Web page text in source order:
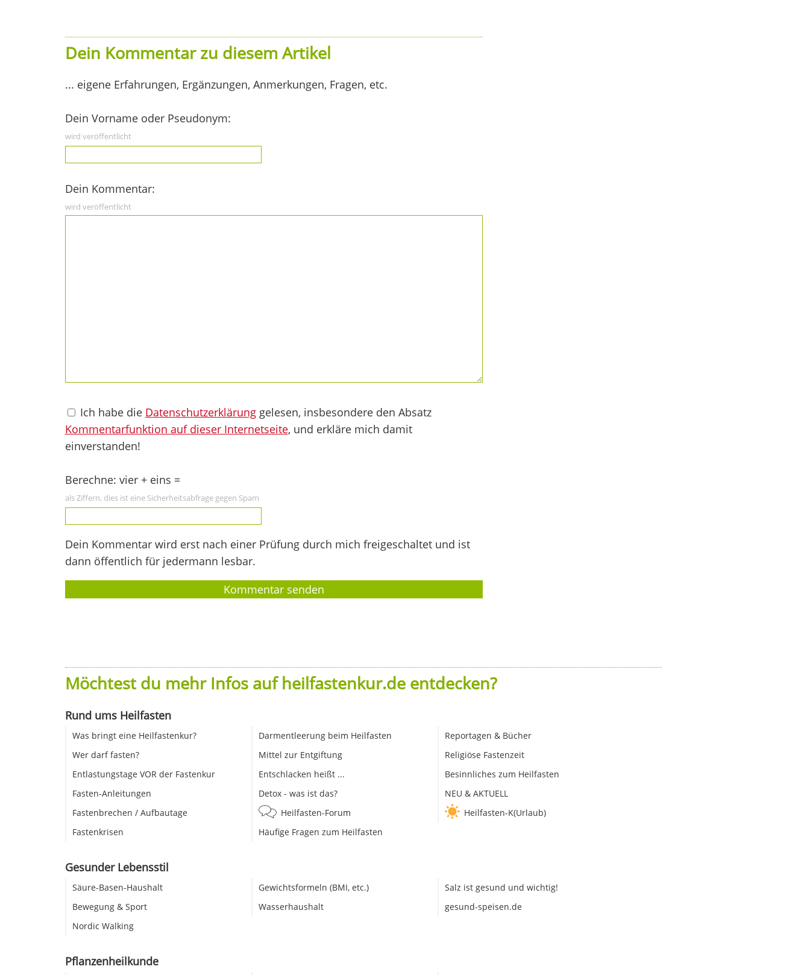
Dein Kommentar zu diesem Artikel
... eigene Erfahrungen, Ergänzungen, Anmerkungen, Fragen, etc.
Dein Vorname oder Pseudonym:
wird veröffentlicht
Dein Kommentar:
wird veröffentlicht
Ich habe die Datenschutzerklärunggelesen, insbesondere den Absatz
Kommentarfunktion auf dieser Internetseite, und erkläre mich damit
einverstanden!
Berechne: vier + eins =
als Ziffern, dies ist eine Sicherheitsabfrage gegen Spam
Dein Kommentar wird erst nach einer Prüfung durch mich freigeschaltet und ist
dann öffentlich für jedermann lesbar.
Möchtest du mehr Infos auf heilfastenkur.de entdecken?
Rund ums Heilfasten
Was bringt eine Heilfastenkur?
Wer darf fasten?
Entlastungstage VOR der Fastenkur
Fasten-Anleitungen
Fastenbrechen / Aufbautage
Fastenkrisen
Darmentleerung beim Heilfasten
Mittel zur Entgiftung
Entschlacken heißt ...
Detox - was ist das?
Heilfasten-Forum
Häufige Fragen zum Heilfasten
Reportagen & Bücher
Religiöse Fastenzeit
Besinnliches zum Heilfasten
NEU & AKTUELL
Heilfasten-K(Urlaub)
Gesunder Lebensstil
Säure-Basen-Haushalt
Bewegung & Sport
Nordic Walking
Gewichtsformeln (BMI, etc.)
Wasserhaushalt
Salz ist gesund und wichtig!
gesund-speisen.de
Pflanzenheilkunde